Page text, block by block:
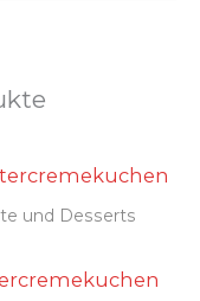
und Desserts